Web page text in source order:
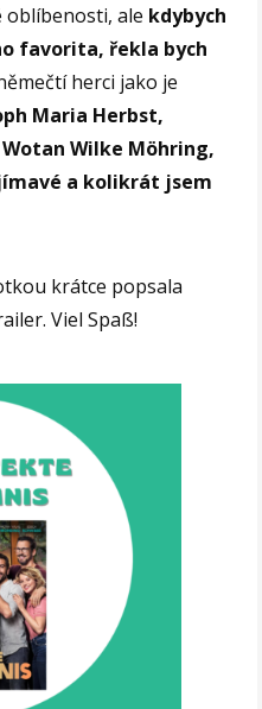
oblíbenosti, ale kdybych
favorita, řekla bych
herci jako je
Maria Herbst,
Wilke Möhring,
a kolikrát jsem
krátce popsala
Viel Spaß!